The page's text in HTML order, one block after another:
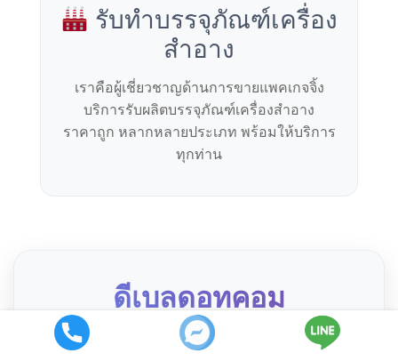
รับทำบรรจุภัณฑ์เครื่อง
สำอาง
เราคือผู้เชี่ยวชาญด้านการขายแพคเกจจิ้ง
บริการรับผลิตบรรจุภัณฑ์เครื่องสำอาง
ราคาถูก หลากหลายประเภท พร้อมให้บริการ
ทุกท่าน
ดีเบลดอทคอม
ผู้เชี่ยวชาญด้านบรรจุภัณฑ์เครื่องสำอาง